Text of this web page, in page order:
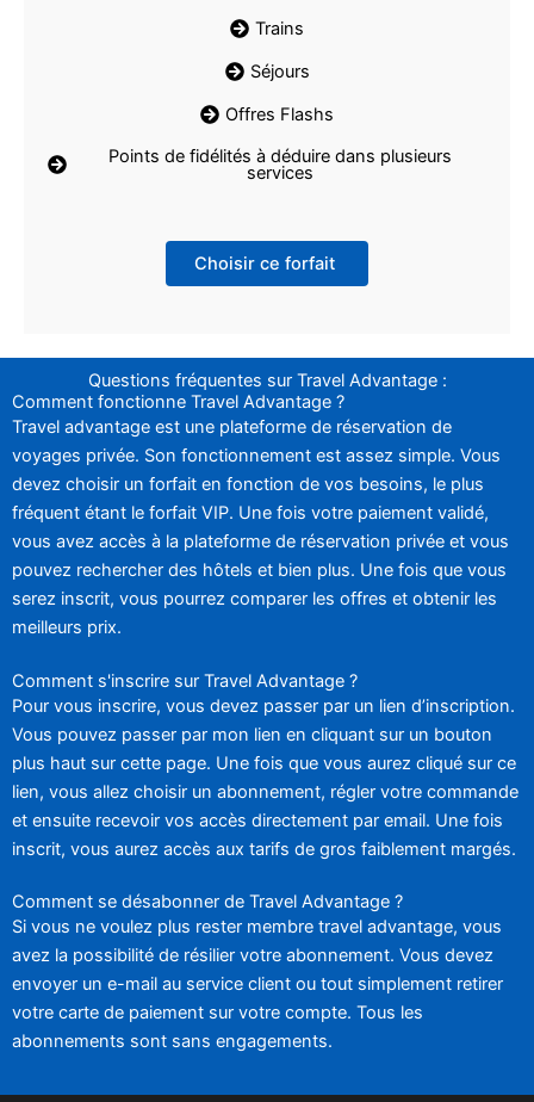
Trains
Séjours
Offres Flashs
Points de fidélités à déduire dans plusieurs
services
Choisir ce forfait
Questions fréquentes sur Travel Advantage :
Comment fonctionne Travel Advantage ?
Travel advantage est une plateforme de réservation de
voyages privée. Son fonctionnement est assez simple. Vous
devez choisir un forfait en fonction de vos besoins, le plus
fréquent étant le forfait VIP. Une fois votre paiement validé,
vous avez accès à la plateforme de réservation privée et vous
pouvez rechercher des hôtels et bien plus. Une fois que vous
serez inscrit, vous pourrez comparer les offres et obtenir les
meilleurs prix.
Comment s'inscrire sur Travel Advantage ?
Pour vous inscrire, vous devez passer par un lien d’inscription.
Vous pouvez passer par mon lien en cliquant sur un bouton
plus haut sur cette page. Une fois que vous aurez cliqué sur ce
lien, vous allez choisir un abonnement, régler votre commande
et ensuite recevoir vos accès directement par email. Une fois
inscrit, vous aurez accès aux tarifs de gros faiblement margés.
Comment se désabonner de Travel Advantage ?
Si vous ne voulez plus rester membre travel advantage, vous
avez la possibilité de résilier votre abonnement. Vous devez
envoyer un e-mail au service client ou tout simplement retirer
votre carte de paiement sur votre compte. Tous les
abonnements sont sans engagements.